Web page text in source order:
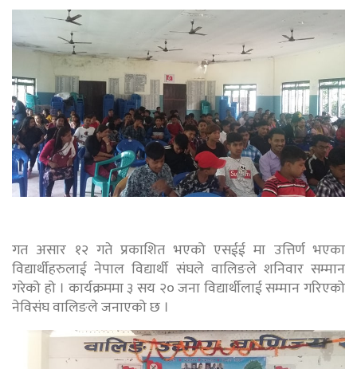
गत असार १२ गते प्रकाशित भएको एसईई मा उत्तिर्ण भएका
विद्यार्थीहरुलाई नेपाल विद्यार्थी संघले वालिङले शनिवार सम्मान
गरेको हो । कार्यक्रममा ३ सय २० जना विद्यार्थीलाई सम्मान गरिएको
नेविसंघ वालिङले जनाएको छ ।